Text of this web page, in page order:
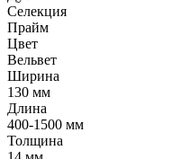
Селекция
Прайм
Цвет
Вельвет
Ширина
130 мм
Длина
400-1500 мм
Толщина